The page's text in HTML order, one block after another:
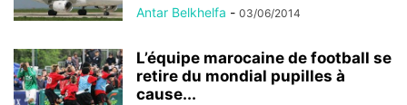
Antar Belkhelfa - 03/06/2014
L’équipe marocaine de football se
retire du mondial pupilles à
cause...